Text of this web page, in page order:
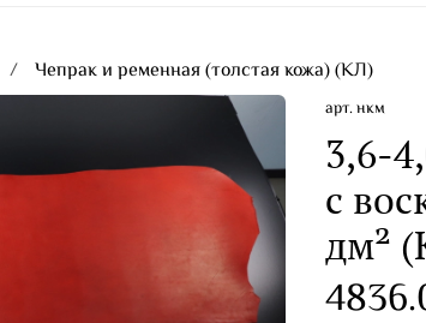
Чепрак и ременная (толстая кожа) (КЛ)
арт.нкм
3,6-
с
дм²